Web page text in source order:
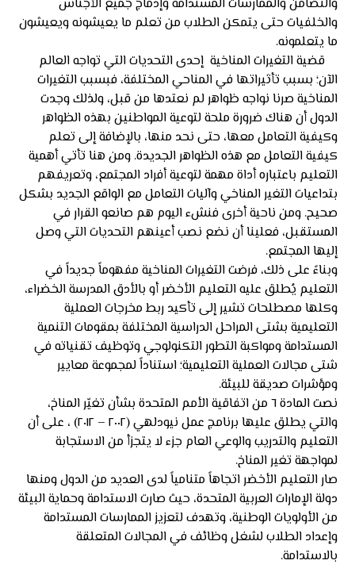
والتضامن والممارسات المستدامة وإدماج جميع الأجناس
والخلفيات حتى يتمكن الطلاب من تعلم ما يعيشونه ويعيشون
ما يتعلمونه.
قضية التغيرات المناخية إحدى التحديات التي تواجه العالم
الآن؛ بسبب تأثيراتها في المناحي المختلفة، فبسبب التغيرات
المناخية صرنا نواجه ظواهر لم نعتدها من قبل، ولذلك وجدت
الدول أن هناك ضرورة ملحة لتوعية المواطنين بهذه الظواهر
وكيفية التعامل معها، حتى نحد منها، بالإضافة إلى تعلم
كيفية التعامل مع هذه الظواهر الجديدة. ومن هنا تأتي أهمية
التعليم باعتباره أداة مهمة لتوعية أفراد المجتمع، وتعريفهم
بتداعيات التغير المناخي وآليات التعامل مع الواقع الجديد بشكل
صحيح. ومن ناحية أخرى فنشء اليوم هم صانعو القرار في
المستقبل، فعلينا أن نضع نصب أعينهم التحديات التي وصل
إليها المجتمع.
وبناءً على ذلك، فرضت التغيرات المناخية مفهوماً جديداً في
التعليم يُطلق عليه التعليم الأخضر أو بالأدق المدرسة الخضراء،
وكلها مصطلحات تشير إلى تأكيد ربط مخرجات العملية
التعليمية بشتى المراحل الدراسية المختلفة بمقومات التنمية
المستدامة ومواكبة التطور التكنولوجي وتوظيف تقنياته في
شتى مجالات العملية التعليمية؛ استناداً لمجموعة معايير
ومؤشرات صديقة للبيئة.
نصت المادة ٦ من اتفاقية الأمم المتحدة بشأن تغيّر المناخ،
والتي يطلق عليها برنامج عمل نيودلهي (٢٠٠٢ – ٢٠١٢) ، على أن
التعليم والتدريب والوعي العام جزء لا يتجزأ من الاستجابة
لمواجهة تغير المناخ.
صار التعليم الأخضر اتجاهاً متنامياً لدى العديد من الدول ومنها
دولة الإمارات العربية المتحدة، حيث صارت الاستدامة وحماية البيئة
من الأولويات الوطنية، وتهدف لتعزيز الممارسات المستدامة
وإعداد الطلاب لشغل وظائف في المجالات المتعلقة
بالاستدامة.